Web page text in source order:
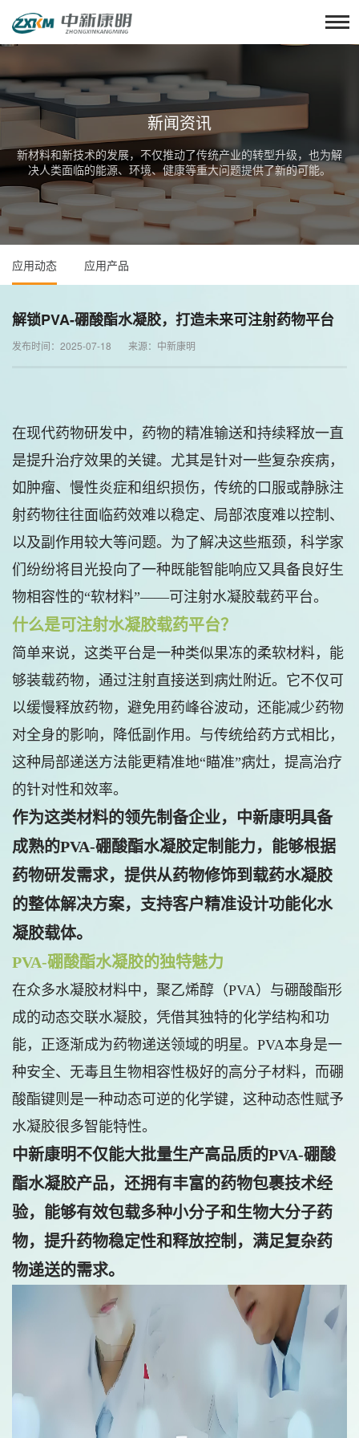
新闻资讯
新材料和新技术的发展，不仅推动了传统产业的转型升级，也为解
决人类面临的能源、环境、健康等重大问题提供了新的可能。
应用动态 应用产品
解锁PVA-硼酸酯水凝胶，打造未来可注射药物平台
发布时间：2025-07-18 来源：中新康明
在现代药物研发中，药物的精准输送和持续释放一直
是提升治疗效果的关键。尤其是针对一些复杂疾病，
如肿瘤、慢性炎症和组织损伤，传统的口服或静脉注
射药物往往面临药效难以稳定、局部浓度难以控制、
以及副作用较大等问题。为了解决这些瓶颈，科学家
们纷纷将目光投向了一种既能智能响应又具备良好生
物相容性的“软材料”——可注射水凝胶载药平台。
什么是可注射水凝胶载药平台？
简单来说，这类平台是一种类似果冻的柔软材料，能
够装载药物，通过注射直接送到病灶附近。它不仅可
以缓慢释放药物，避免用药峰谷波动，还能减少药物
对全身的影响，降低副作用。与传统给药方式相比，
这种局部递送方法能更精准地“瞄准”病灶，提高治疗
的针对性和效率。
作为这类材料的领先制备企业，中新康明具备
成熟的PVA-硼酸酯水凝胶定制能力，能够根据
药物研发需求，提供从药物修饰到载药水凝胶
的整体解决方案，支持客户精准设计功能化水
凝胶载体。
PVA-硼酸酯水凝胶的独特魅力
在众多水凝胶材料中，聚乙烯醇（PVA）与硼酸酯形
成的动态交联水凝胶，凭借其独特的化学结构和功
能，正逐渐成为药物递送领域的明星。PVA本身是一
种安全、无毒且生物相容性极好的高分子材料，而硼
酸酯键则是一种动态可逆的化学键，这种动态性赋予
水凝胶很多智能特性。
中新康明不仅能大批量生产高品质的PVA-硼酸
酯水凝胶产品，还拥有丰富的药物包裹技术经
验，能够有效包载多种小分子和生物大分子药
物，提升药物稳定性和释放控制，满足复杂药
物递送的需求。